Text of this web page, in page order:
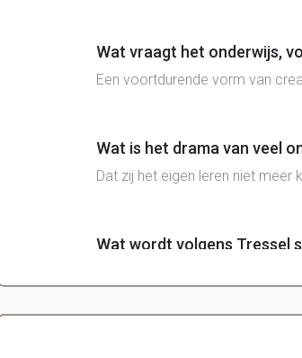
Wat vraagt het onderwijs,
Een voortdurende vorm van
Wat is het drama van veel
Dat zij het eigen leren niet meer
Wat wordt volgens Tressel
toegerust met competenties
in hun leven tegen komen.